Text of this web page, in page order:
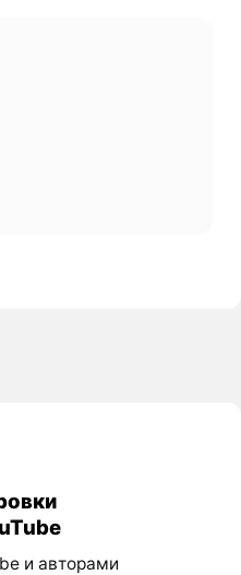
и авторами